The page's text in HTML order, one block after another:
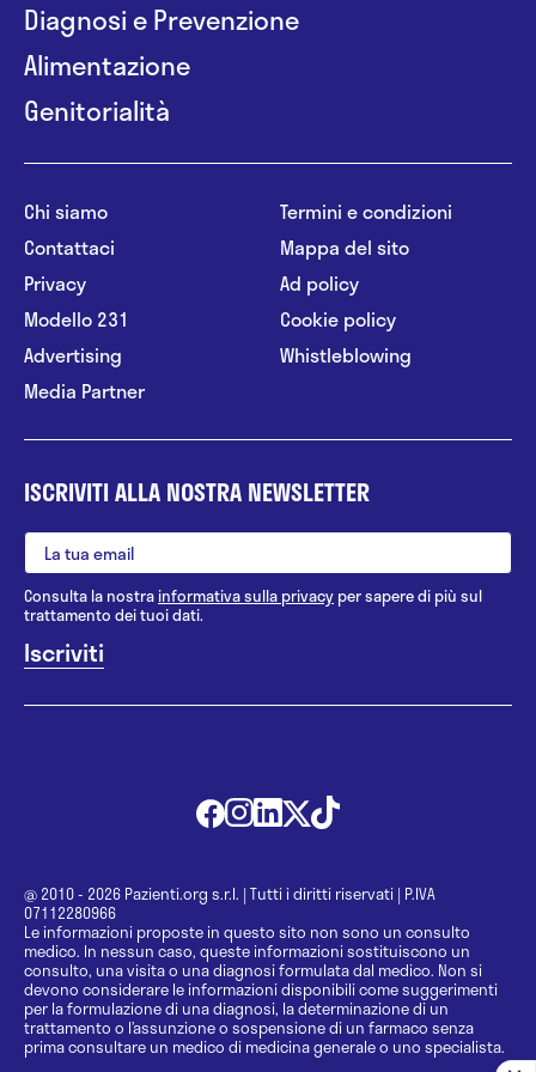
Diagnosi e Prevenzione
Alimentazione
Genitorialità
Chi siamo
Contattaci
Privacy
Modello 231
Advertising
Media Partner
Termini e condizioni
Mappa del sito
Ad policy
Cookie policy
Whistleblowing
ISCRIVITI ALLA NOSTRA NEWSLETTER
Consulta la nostrainformativa sulla privacy per sapere di più sul
trattamento dei tuoi dati.
@ 2010 - 2026 Pazienti.org s.r.l. | Tutti i diritti riservati | P.IVA
07112280966
Le informazioni proposte in questo sito non sono un consulto
medico. In nessun caso, queste informazioni sostituiscono un
consulto, una visita o una diagnosi formulata dal medico. Non si
devono considerare le informazioni disponibili come suggerimenti
per la formulazione di una diagnosi, la determinazione di un
trattamento o l’assunzione o sospensione di un farmaco senza
prima consultare un medico di medicina generale o uno specialista.